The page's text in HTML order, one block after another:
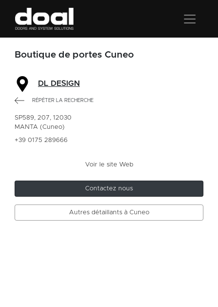
Boutique de portes Cuneo
DL DESIGN
RÉPÉTER LA RECHERCHE
SP589, 207, 12030
MANTA (Cuneo)
+39 0175 289666
Voir le site Web
Contactez nous
Autres détaillants à Cuneo